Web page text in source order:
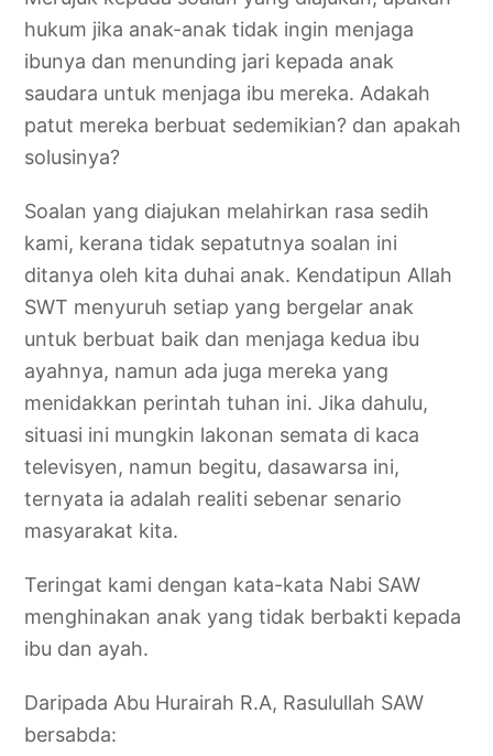
hukum jika anak-anak tidak ingin menjaga
ibunya dan menunding jari kepada anak
saudara untuk menjaga ibu mereka. Adakah
patut mereka berbuat sedemikian? dan apakah
solusinya?
Soalan yang diajukan melahirkan rasa sedih
kami, kerana tidak sepatutnya soalan ini
ditanya oleh kita duhai anak. Kendatipun Allah
SWT menyuruh setiap yang bergelar anak
untuk berbuat baik dan menjaga kedua ibu
ayahnya, namun ada juga mereka yang
menidakkan perintah tuhan ini. Jika dahulu,
situasi ini mungkin lakonan semata di kaca
televisyen, namun begitu, dasawarsa ini,
ternyata ia adalah realiti sebenar senario
masyarakat kita.
Teringat kami dengan kata-kata Nabi SAW
menghinakan anak yang tidak berbakti kepada
ibu dan ayah.
Daripada Abu Hurairah R.A, Rasulullah SAW
bersabda: